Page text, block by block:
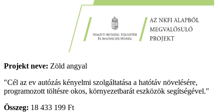
Projekt neve: Zöld angyal
"Cél az ev autózás kényelmi szolgáltatása a hatótáv növelésére,
programozott töltésre okos, környezetbarát eszközök segítségével."
Összeg: 18 433 199 Ft